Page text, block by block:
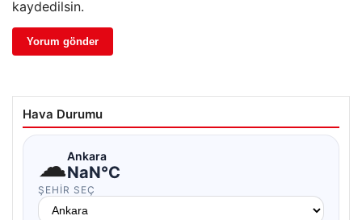
kaydedilsin.
Hava Durumu
☁Ankara
NaN°C
ŞEHIR SEÇ